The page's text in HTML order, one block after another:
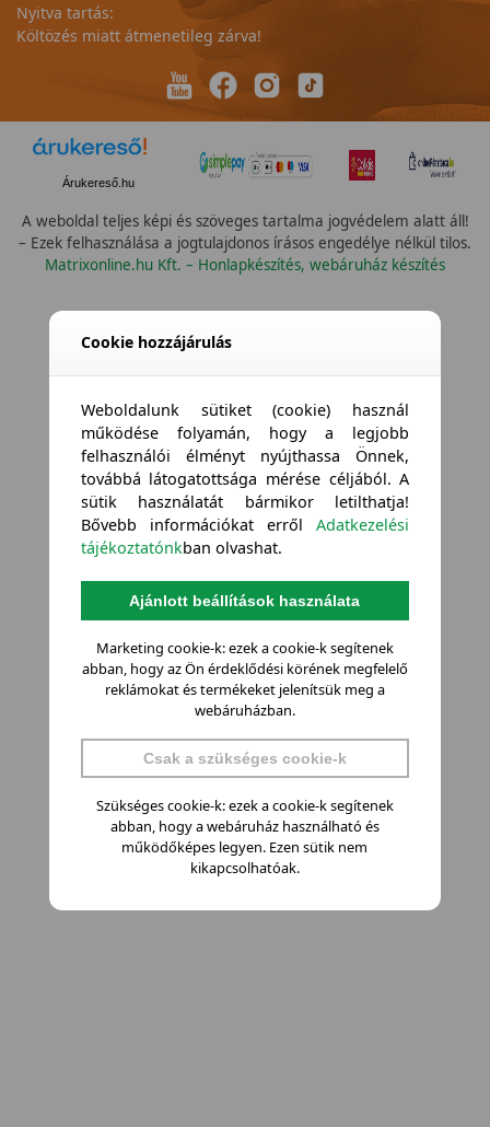
Nyitva tartás:
Költözés miatt átmenetileg zárva!
Árukereső.hu
A weboldal teljes képi és szöveges tartalma jogvédelem alatt áll!
– Ezek felhasználása a jogtulajdonos írásos engedélye nélkül tilos.
Matrixonline.hu Kft. – Honlapkészítés, webáruház készítés
Cookie hozzájárulás
Weboldalunk sütiket (cookie) használ
működése folyamán, hogy a legjobb
felhasználói élményt nyújthassa Önnek,
továbbá látogatottsága mérése céljából. A
sütik használatát bármikor letilthatja!
Bővebb információkat errőlAdatkezelési
tájékoztatónkban olvashat.
Ajánlott beállítások használata
Marketing cookie-k: ezek a cookie-k segítenek
abban, hogy az Ön érdeklődési körének megfelelő
reklámokat és termékeket jelenítsük meg a
webáruházban.
Csak a szükséges cookie-k
Szükséges cookie-k: ezek a cookie-k segítenek
abban, hogy a webáruház használható és
működőképes legyen. Ezen sütik nem
kikapcsolhatóak.